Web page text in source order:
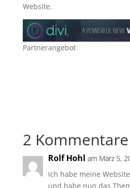
Website.
Partnerangebot
2 Kommentare
Rolf Hohl am März 5,
Ich habe meine
und habe nun das